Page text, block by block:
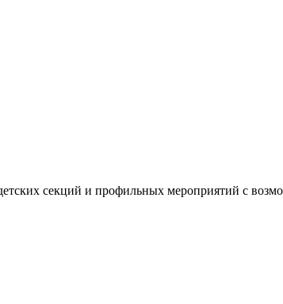
секций и профильных мероприятий с